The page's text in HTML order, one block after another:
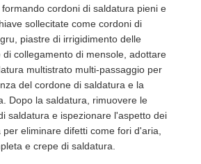
cordoni di saldatura pieni e
sollecitate come cordoni di
piastre di irrigidimento delle
collegamento di mensole, adottare
multistrato multi-passaggio per
del cordone di saldatura e la
Dopo la saldatura, rimuovere le
saldatura e ispezionare l'aspetto dei
eliminare difetti come fori d'aria,
e crepe di saldatura.